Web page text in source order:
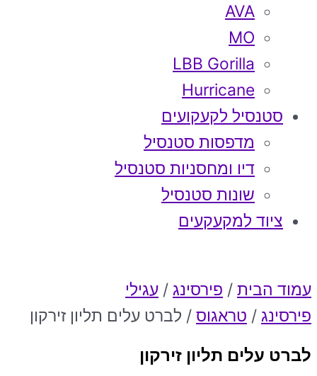
AVA
MO
LBB Gorilla
Hurricane
סטנסיל לקעקועים
מדפסות סטנסיל
דיו ומחסניות סטנסיל
שונות סטנסיל
ציוד למקעקעים
עמוד הבית / פירסינג / עגילי
פירסינג / טראגוס / לברט עלים תליון זירקון
לברט עלים תליון זירקון